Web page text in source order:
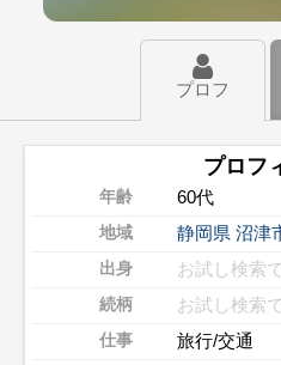
プロフ
プロフ
年齢 60代
地域 静岡県 沼津
出身 お試し検索
続柄 お試し検索
仕事 旅行/交通